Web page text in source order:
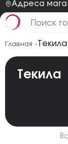
Адреса
Главная -Текила
Текила